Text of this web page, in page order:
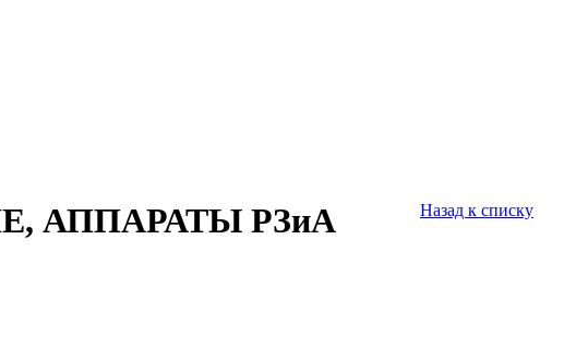
Назад к списку
АППАРАТЫ РЗиА